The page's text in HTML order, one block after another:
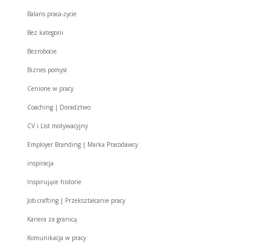
Balans praca-życie
Bez kategorii
Bezrobocie
Biznes pomysł
Cenione w pracy
Coaching | Doradztwo
CV i List motywacyjny
Employer Branding | Marka Pracodawcy
inspiracja
Inspirujące historie
Job crafting | Przekształcanie pracy
Kariera za granicą
Komunikacja w pracy